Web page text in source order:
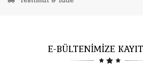
E-BÜLTENİMİZE